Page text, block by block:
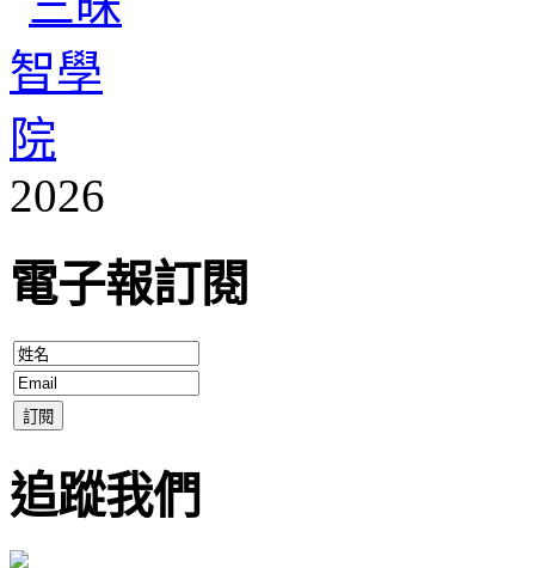
2026
電子報訂閱
追蹤我們